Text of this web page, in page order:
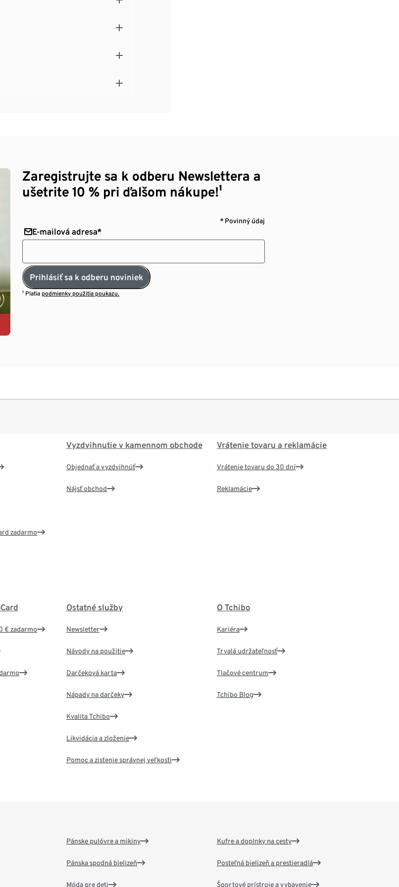
Zaregistrujte sa k odberu Newslettera a
ušetrite 10 % pri ďalšom nákupe!¹
* Povinný údaj
E-mailová adresa*
Prihlásiť sa k odberu noviniek
¹ Platia podmienky použitia poukazu.
zadarmo
Vyzdvihnutie v kamennom obchode
Objednať a vyzdvihnúť
Nájsť obchod
Vrátenie tovaru a reklamácie
Vrátenie tovaru do 30 dní
Reklamácie
€ zadarmo
Ostatné služby
Newsletter
Návody na použitie
Darčeková karta
Nápady na darčeky
Kvalita Tchibo
Likvidácia a zloženie
Pomoc a zistenie správnej veľkosti
O Tchibo
Kariéra
Trvalá udržateľnosť
Tlačové centrum
Tchibo Blog
Pánske pulóvre a mikiny
Pánska spodná bielizeň
Móda pre deti
Kufre a doplnky na cesty
Posteľná bielizeň a prestieradlá
Športové prístroje a vybavenie